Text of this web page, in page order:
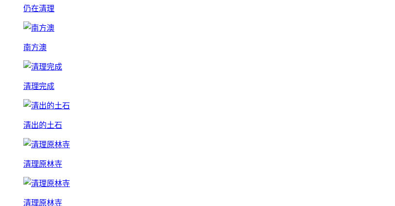
仍在清理
南方澳
清理完成
清出的土石
清理原林寺
清理原林寺